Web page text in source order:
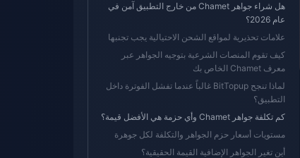
هل شراء جواهر Chamet من خارج التطبيق آمن في
عام 2026؟
علامات تحذيرية لمواقع الشحن الاحتيالية يجب تجنبها
كيف تقوم المنصات الشرعية بتوجيه الجواهر عبر
معرف Chamet الخاص بك
لماذا تنجح BitTopup غالباً عندما تفشل الفوترة داخل
التطبيق؟
كم تكلفة جواهر Chamet وأي حزمة هي الأفضل قيمة؟
مستويات أسعار حزم الجواهر والتكلفة لكل جوهرة
أين تغير الجواهر الإضافية القيمة الحقيقية؟